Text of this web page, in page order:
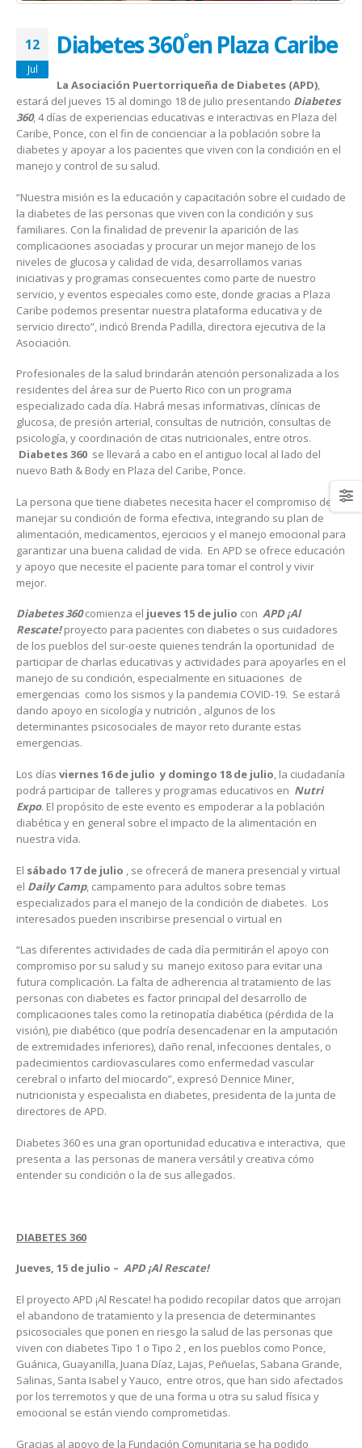
12
Jul
Diabetes 360֠ en Plaza Caribe
La Asociación Puertorriqueña de Diabetes (APD),
estará del jueves 15 al domingo 18 de julio presentando Diabetes
360, 4 días de experiencias educativas e interactivas en Plaza del
Caribe, Ponce, con el fin de concienciar a la población sobre la
diabetes y apoyar a los pacientes que viven con la condición en el
manejo y control de su salud.
“Nuestra misión es la educación y capacitación sobre el cuidado de
la diabetes de las personas que viven con la condición y sus
familiares. Con la finalidad de prevenir la aparición de las
complicaciones asociadas y procurar un mejor manejo de los
niveles de glucosa y calidad de vida, desarrollamos varias
iniciativas y programas consecuentes como parte de nuestro
servicio, y eventos especiales como este, donde gracias a Plaza
Caribe podemos presentar nuestra plataforma educativa y de
servicio directo”, indicó Brenda Padilla, directora ejecutiva de la
Asociación.
Profesionales de la salud brindarán atención personalizada a los
residentes del área sur de Puerto Rico con un programa
especializado cada día. Habrá mesas informativas, clínicas de
glucosa, de presión arterial, consultas de nutrición, consultas de
psicología, y coordinación de citas nutricionales, entre otros.
Diabetes 360 se llevará a cabo en el antiguo local al lado del
nuevo Bath & Body en Plaza del Caribe, Ponce.
La persona que tiene diabetes necesita hacer el compromiso de
manejar su condición de forma efectiva, integrando su plan de
alimentación, medicamentos, ejercicios y el manejo emocional para
garantizar una buena calidad de vida. En APD se ofrece educación
y apoyo que necesite el paciente para tomar el control y vivir
mejor.
Diabetes 360comienza el jueves 15 de julio con APD ¡Al
Rescate!proyecto para pacientes con diabetes o sus cuidadores
de los pueblos del sur-oeste quienes tendrán la oportunidad de
participar de charlas educativas y actividades para apoyarles en el
manejo de su condición, especialmente en situaciones de
emergencias como los sismos y la pandemia COVID-19. Se estará
dando apoyo en sicología y nutrición , algunos de los
determinantes psicosociales de mayor reto durante estas
emergencias.
Los días viernes 16 de julio y domingo 18 de julio, la ciudadanía
podrá participar de talleres y programas educativos en Nutri
Expo. El propósito de este evento es empoderar a la población
diabética y en general sobre el impacto de la alimentación en
nuestra vida.
El sábado 17 de julio , se ofrecerá de manera presencial y virtual
el Daily Camp, campamento para adultos sobre temas
especializados para el manejo de la condición de diabetes. Los
interesados pueden inscribirse presencial o virtual en
“Las diferentes actividades de cada día permitirán el apoyo con
compromiso por su salud y su manejo exitoso para evitar una
futura complicación. La falta de adherencia al tratamiento de las
personas con diabetes es factor principal del desarrollo de
complicaciones tales como la retinopatía diabética (pérdida de la
visión), pie diabético (que podría desencadenar en la amputación
de extremidades inferiores), daño renal, infecciones dentales, o
padecimientos cardiovasculares como enfermedad vascular
cerebral o infarto del miocardo”, expresó Dennice Miner,
nutricionista y especialista en diabetes, presidenta de la junta de
directores de APD.
Diabetes 360 es una gran oportunidad educativa e interactiva, que
presenta a las personas de manera versátil y creativa cómo
entender su condición o la de sus allegados.
DIABETES 360
Jueves, 15 de julio – APD ¡Al Rescate!
El proyecto APD ¡Al Rescate! ha podido recopilar datos que arrojan
el abandono de tratamiento y la presencia de determinantes
psicosociales que ponen en riesgo la salud de las personas que
viven con diabetes Tipo 1 o Tipo 2 , en los pueblos como Ponce,
Guánica, Guayanilla, Juana Díaz, Lajas, Peñuelas, Sabana Grande,
Salinas, Santa Isabel y Yauco, entre otros, que han sido afectados
por los terremotos y que de una forma u otra su salud física y
emocional se están viendo comprometidas.
Gracias al apoyo de la Fundación Comunitaria se ha podido
abrazar la salud oncológica